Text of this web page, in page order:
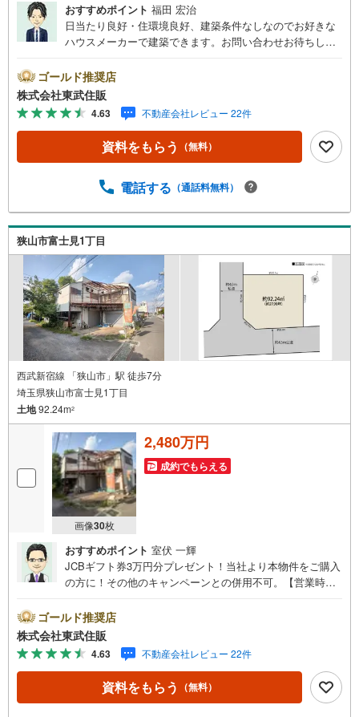
おすすめポイント 福田 宏治
日当たり良好・住環境良好、建築条件なしなのでお好きな
ハウスメーカーで建築できます。お問い合わせお待ちして
話でのお問い合わせがスムーズです。住み替えをご希望の
方は自社買取保証付売却プランがございます。お気軽にお
問い合わせください。●建築条件なし●住環境良好●閑静な
住宅地●本下水◇当社の強みは（1）リフォーム（当社でも
再販事業を行っている為、お客様に最適なプランをご提供
できます。）（2）注文住宅のご紹介（提携ハウスメーカー
ンをご紹介できます。）◇住まいに関する不動産情報を豊
す。◇インターネット予約で当日現地見学が可能です（1）
［室内・現地を見学する］をクリック（2）本日～4日以内
をご希望の方は「ご要望・ご質問欄」に希望日時をご記入
ください！
ゴールド推奨店
株式会社東武住販
4.63 不動産会社レビュー 22件
資料をもらう （無料）
電話する （通話料無料）
狭山市富士見1丁目
西武新宿線 「狭山市」駅 徒歩7分
埼玉県狭山市富士見1丁目
土地92.24m2
画像30枚
2,480万円
成約でもらえる
おすすめポイント 室伏 一輝
JCBギフト券3万円分プレゼント！当社より本物件をご購入
の方に！その他のキャンペーンとの併用不可。【営業時
がスムーズです。住み替えをご希望の方は自社買取保証付
売却プランがございます。お気軽にお問い合わせくださ
い。●狭山市駅徒歩7分●建築条件なし●角地●本下水◇当社
の強みは（1）リフォーム（当社でも再販事業を行っている
為、お客様に最適なプランをご提供できます。）（2）注文
住宅のご紹介（提携ハウスメーカー7社を保有しております
ゴールド推奨店
株式会社東武住販
4.63 不動産会社レビュー 22件
資料をもらう （無料）